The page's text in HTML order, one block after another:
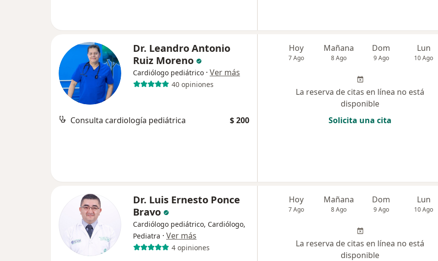
Dr. Leandro Antonio
Ruiz Moreno
Cardiólogo pediátrico · Ver más
40 opiniones
Consulta cardiología pediátrica $ 200
Hoy
7 Ago
Mañana
8 Ago
Dom
9 Ago
Lun
10 Ago
La reserva de citas en línea no está
disponible
Solicita una cita
Dr. Luis Ernesto Ponce
Bravo
Cardiólogo pediátrico, Cardiólogo,
Pediatra · Ver más
4 opiniones
Hoy
7 Ago
Mañana
8 Ago
Dom
9 Ago
Lun
10 Ago
La reserva de citas en línea no está
disponible